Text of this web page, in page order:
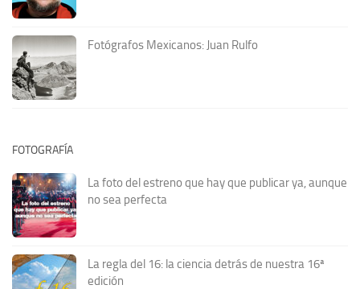
Fotógrafos Mexicanos: Juan Rulfo
FOTOGRAFÍA
La foto del estreno que hay que publicar ya, aunque
no sea perfecta
La regla del 16: la ciencia detrás de nuestra 16ª
edición